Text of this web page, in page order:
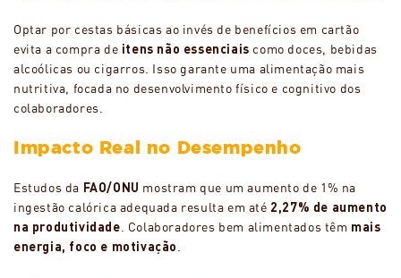
Optar por cestas básicas ao invés de benefícios em cartão
evita a compra de itens não essenciais como doces, bebidas
alcoólicas ou cigarros. Isso garante uma alimentação mais
nutritiva, focada no desenvolvimento físico e cognitivo dos
colaboradores.
Impacto Real no Desempenho
Estudos da FAO/ONU mostram que um aumento de 1% na
ingestão calórica adequada resulta em até 2,27% de aumento
na produtividade . Colaboradores bem alimentados têm mais
energia, foco e motivação